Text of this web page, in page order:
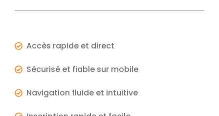
Accès rapide et direct
Sécurisé et fiable sur mobile
Navigation fluide et intuitive